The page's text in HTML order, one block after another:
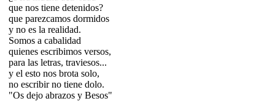
que nos tiene detenidos?
que parezcamos dormidos
y no es la realidad.
Somos a cabalidad
quienes escribimos versos,
para las letras, traviesos...
y el esto nos brota solo,
no escribir no tiene dolo.
"Os dejo abrazos y Besos"